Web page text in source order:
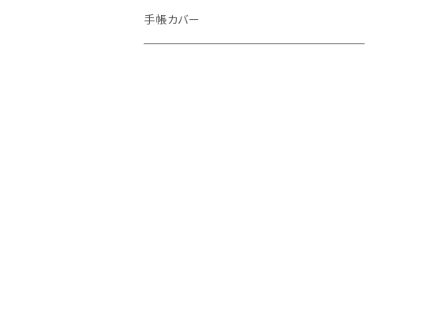
手帳カバー